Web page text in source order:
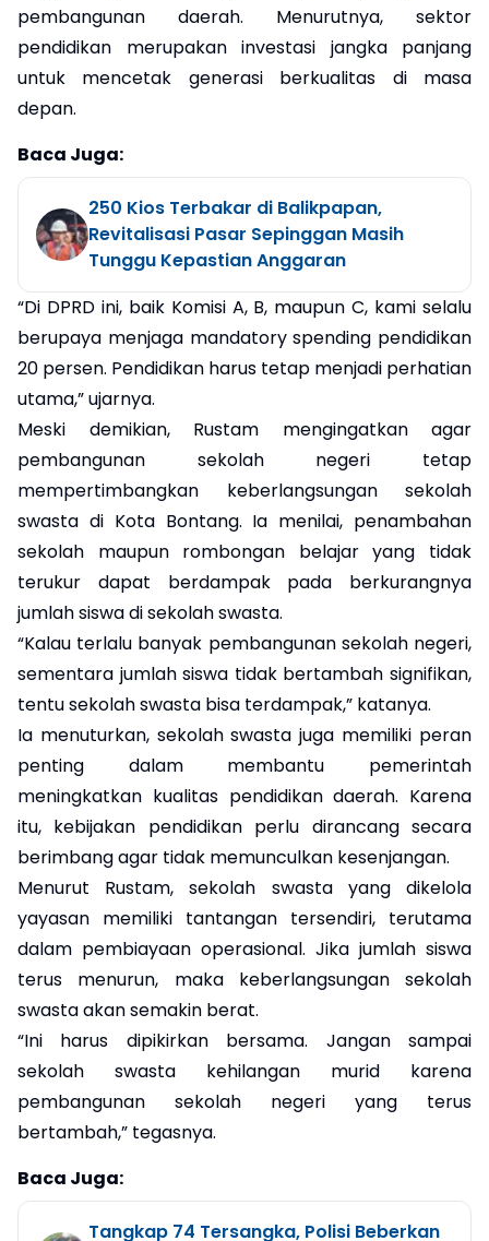
pembangunan daerah. Menurutnya, sektor
pendidikan merupakan investasi jangka panjang
untuk mencetak generasi berkualitas di masa
depan.
Baca Juga:
250 Kios Terbakar di Balikpapan,
Revitalisasi Pasar Sepinggan Masih
Tunggu Kepastian Anggaran
“Di DPRD ini, baik Komisi A, B, maupun C, kami selalu
berupaya menjaga mandatory spending pendidikan
20 persen. Pendidikan harus tetap menjadi perhatian
utama,” ujarnya.
Meski demikian, Rustam mengingatkan agar
pembangunan sekolah negeri tetap
mempertimbangkan keberlangsungan sekolah
swasta di Kota Bontang. Ia menilai, penambahan
sekolah maupun rombongan belajar yang tidak
terukur dapat berdampak pada berkurangnya
jumlah siswa di sekolah swasta.
“Kalau terlalu banyak pembangunan sekolah negeri,
sementara jumlah siswa tidak bertambah signifikan,
tentu sekolah swasta bisa terdampak,” katanya.
Ia menuturkan, sekolah swasta juga memiliki peran
penting dalam membantu pemerintah
meningkatkan kualitas pendidikan daerah. Karena
itu, kebijakan pendidikan perlu dirancang secara
berimbang agar tidak memunculkan kesenjangan.
Menurut Rustam, sekolah swasta yang dikelola
yayasan memiliki tantangan tersendiri, terutama
dalam pembiayaan operasional. Jika jumlah siswa
terus menurun, maka keberlangsungan sekolah
swasta akan semakin berat.
“Ini harus dipikirkan bersama. Jangan sampai
sekolah swasta kehilangan murid karena
pembangunan sekolah negeri yang terus
bertambah,” tegasnya.
Baca Juga:
Tangkap 74 Tersangka, Polisi Beberkan